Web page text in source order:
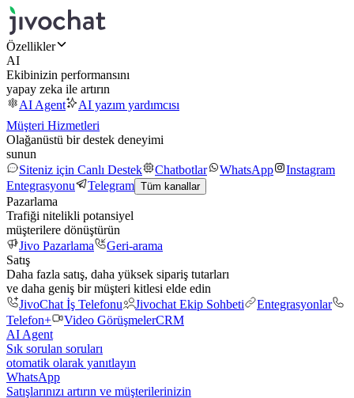
Özellikler
AI
Ekibinizin performansını
yapay zeka ile artırın
AI Agent
AI yazım yardımcısı
Müşteri Hizmetleri
Olağanüstü bir destek deneyimi
sunun
Siteniz için Canlı Destek
Chatbotlar WhatsApp
Instagram
Entegrasyonu
Telegram Tüm kanallar
Pazarlama
Trafiği nitelikli potansiyel
müşterilere dönüştürün
Jivo Pazarlama
Geri-arama
Satış
Daha fazla satış, daha yüksek sipariş tutarları
ve daha geniş bir müşteri kitlesi elde edin
JivoChat İş Telefonu
Jivochat Ekip Sohbeti
Entegrasyonlar
Telefon+
Video GörüşmelerCRM
AI Agent
Sık sorulan soruları
otomatik olarak yanıtlayın
WhatsApp
Satışlarınızı artırın ve müşterilerinizin